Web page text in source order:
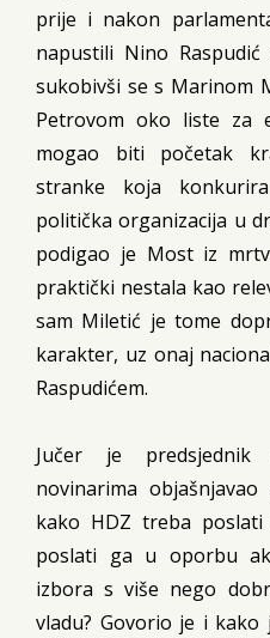
prije i nakon
napustili Nino
sukobivši se s Marinom
Petrovom oko liste za
mogao biti početak
stranke koja
politička organizacija u
podigao je Most iz
praktički nestala kao
sam Miletić je tome
karakter, uz onaj
Raspudićem.
Jučer je
novinarima
kako HDZ treba
poslati ga u oporbu
izbora s više nego
vladu? Govorio je i